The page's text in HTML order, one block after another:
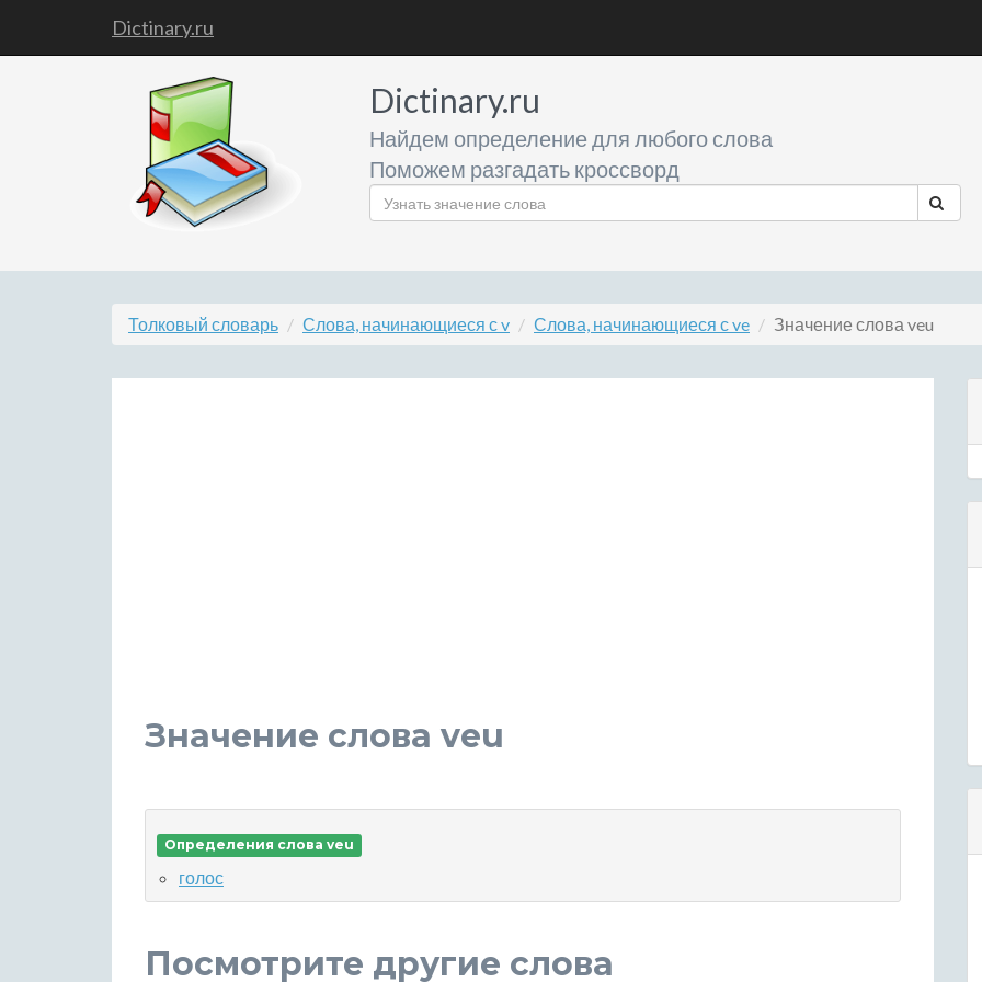
Dictinary.ru
Dictinary.ru
Найдем определение для любого слова
Поможем разгадать кроссворд
Толковый словарь Слова, начинающиеся с v Слова, начинающиеся с ve Значение слова veu
Значение слова veu
Определения слова veu
голос
Посмотрите другие слова